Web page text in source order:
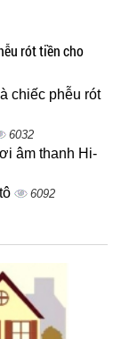
rót tiền cho
chiếc phễu rót
6032
âm thanh Hi-
6092